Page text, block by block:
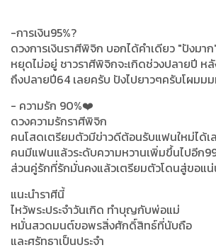
-การเงิน95%?
ดวงการเงินราศีพิจิก บอกได้คำเดียว "ปังมา
หยุดไม่อยู่ ชาวราศีพิจิกจะเกิดช่วงปลายปี หลั
ถึงปลายปี64 เลยครับ ปังไปยาวๆครับโผมม
- ความรัก 90%❤️
ดวงความรักราศีพิจิก
คนโสดเตรียมตัวมีข่าวดีต้อนรับแฟนใหม่ได้เ
คนมีแฟนแล้วระดับความหวานเพิ่มขึ้นไปอีก
ส่วนคู่รักที่รักมั่นคงแล้วเตรียมตัวโดนสู่ขอแ
แนะนำราศีนี้
ไหว้พระประจำวันเกิด ทำบุญกับพ่อแม่
หมั่นสวดมนต์ขอพรสิ่งศักดิ์สิทธ์ที่นับถือ
และศรัทธาเป็นประจำ